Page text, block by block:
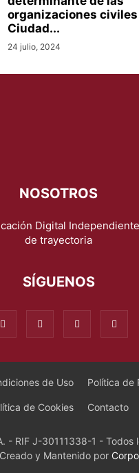
organizaciones civiles
Ciudad...
24 julio, 2024
NOSOTROS
Digital
de trayectoria
SÍGUENOS
de Uso Política de
de Cookies Contacto
- RIF J-30111338-1 - Todos
y Mantenido por